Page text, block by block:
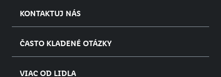
KONTAKTUJ NÁS
ČASTO KLADENÉ OTÁZKY
VIAC OD LIDLA